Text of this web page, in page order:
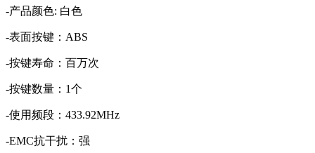
-产品颜色: 白色
-表面按键：ABS
-按键寿命：百万次
-按键数量：1个
-使用频段：433.92MHz
-EMC抗干扰：强